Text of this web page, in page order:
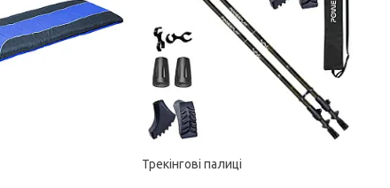
Трекінгові палиці